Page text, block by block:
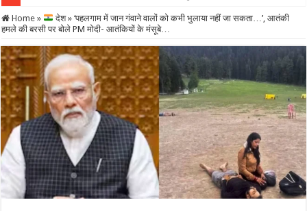
Home » देश » ‘पहलगाम में जान गंवाने वालों को कभी भुलाया नहीं जा सकता…’, आतंकी
हमले की बरसी पर बोले PM मोदी- आतंकियों के मंसूबे…